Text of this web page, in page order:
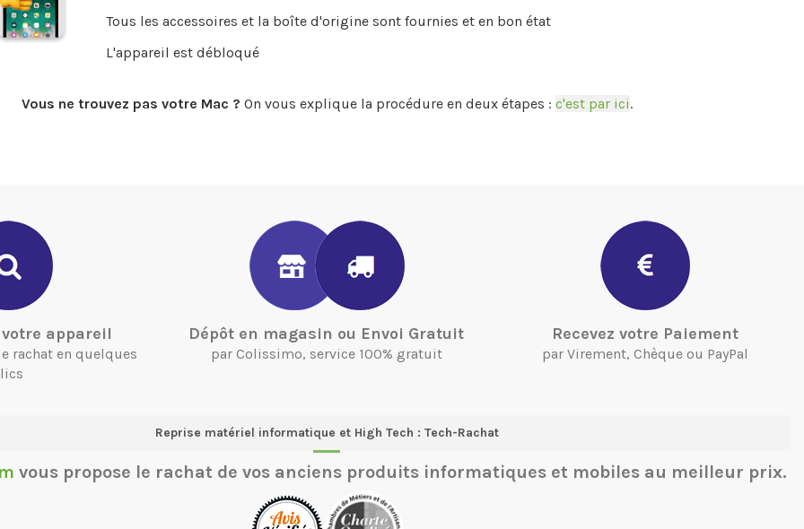
Tous les accessoires et la boîte d'origine sont fournies et en bon état
L'appareil est débloqué
Vous ne trouvez pas votre Mac ? On vous explique la procédure en deux étapes : c'est par ici.
appareil
rachat en quelques
Dépôt en magasin ou Envoi Gratuit
par Colissimo, service 100% gratuit
Recevez votre Paiement
par Virement, Chèque ou PayPal
Reprise matériel informatique et High Tech : Tech-Rachat
vous propose le rachat de vos anciens produits informatiques et mobiles au meilleur prix.